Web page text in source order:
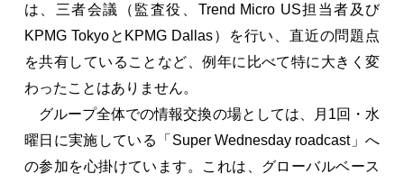
は、三者会議（監査役、Trend Micro US担当者及び
KPMG TokyoとKPMG Dallas）を行い、直近の問題点
を共有していることなど、例年に比べて特に大きく変
わったことはありません。
グループ全体での情報交換の場としては、月1回・水
曜日に実施している「Super Wednesday roadcast」へ
の参加を心掛けています。これは、グローバルベース